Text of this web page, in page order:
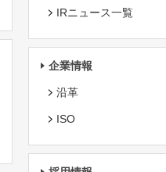
IRニュース一覧
企業情報
沿革
ISO